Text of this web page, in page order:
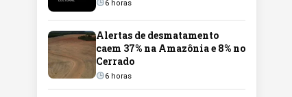
6 horas
Alertas de desmatamento
caem 37% na Amazônia e 8% no
Cerrado
6 horas